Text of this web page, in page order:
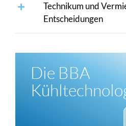
Technikum und
Entscheidungen
Die BBA